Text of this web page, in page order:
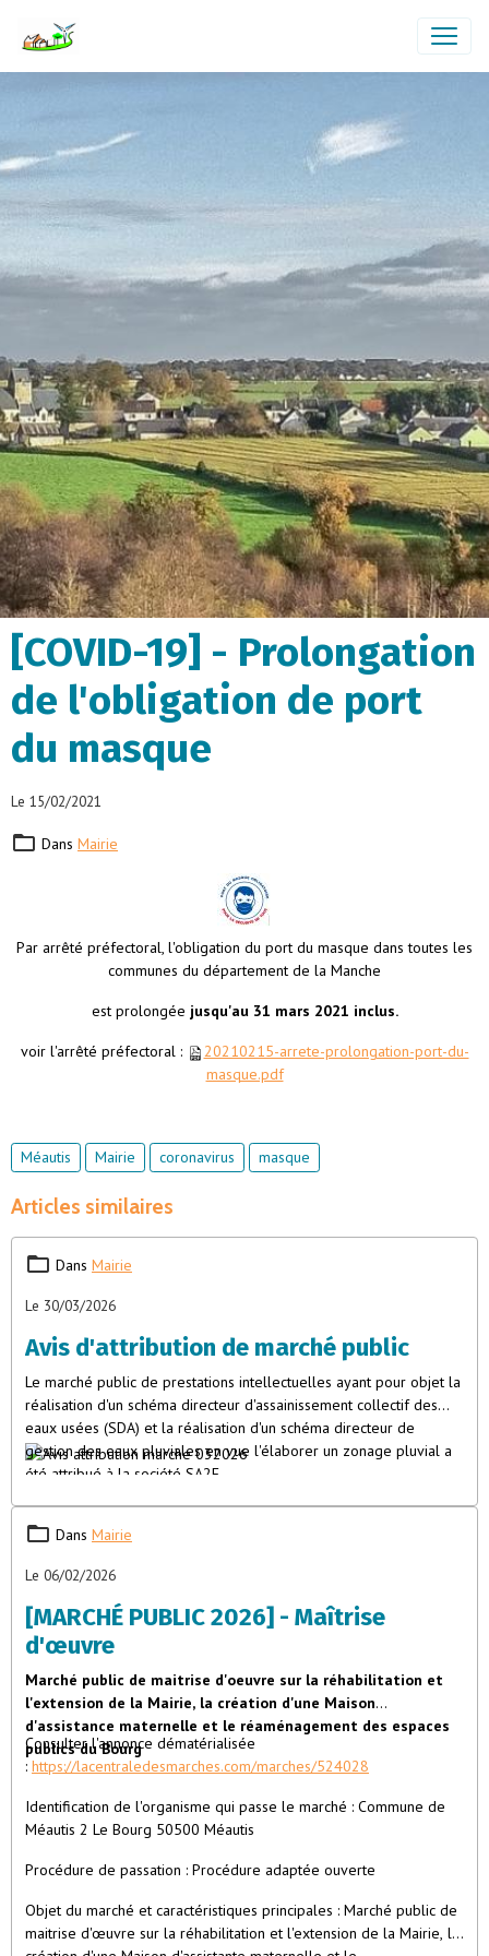
[COVID-19] - Prolongation
de l'obligation de port
du masque
Le 15/02/2021
Dans Mairie
Par arrêté préfectoral, l'obligation du port du masque dans toutes les
communes du département de la Manche
est prolongée jusqu'au 31 mars 2021 inclus.
voir l'arrêté préfectoral :
20210215-arrete-prolongation-port-du-
masque.pdf
Méautis Mairie coronavirus masque
Articles similaires
Dans Mairie
Le 30/03/2026
Avis d'attribution de marché public
Le marché public de prestations intellectuelles ayant pour objet la
réalisation d'un schéma directeur d'assainissement collectif des
eaux usées (SDA) et la réalisation d'un schéma directeur de
gestion des eaux pluviales en vue l'élaborer un zonage pluvial a
été attribué à la société SA2E.
Dans Mairie
Le 06/02/2026
[MARCHÉ PUBLIC 2026] - Maîtrise
d'œuvre
Marché public de maitrise d'oeuvre sur la réhabilitation et
l'extension de la Mairie, la création d'une Maison
d'assistance maternelle et le réaménagement des espaces
publics du Bourg
Consulter l'annonce dématérialisée
: https://lacentraledesmarches.com/marches/524028
Identification de l'organisme qui passe le marché : Commune de
Méautis 2 Le Bourg 50500 Méautis
Procédure de passation : Procédure adaptée ouverte
Objet du marché et caractéristiques principales : Marché public de
maitrise d'œuvre sur la réhabilitation et l'extension de la Mairie, la